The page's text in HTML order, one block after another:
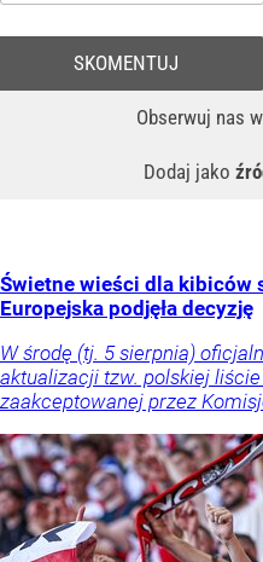
Obserwuj nas w
Dodaj jako
SKOMENTUJ
Świetne wieści dla kibiców
Europejska podjęła decyzję
W środę (tj. 5 sierpnia)
aktualizacji tzw. polskiej
zaakceptowanej przez